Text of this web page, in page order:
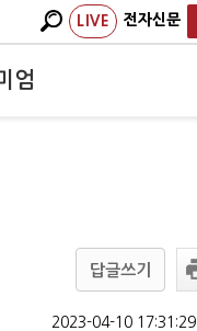
LIVE 전자신문
엄
답글쓰기
2023-04-10 17:31:29